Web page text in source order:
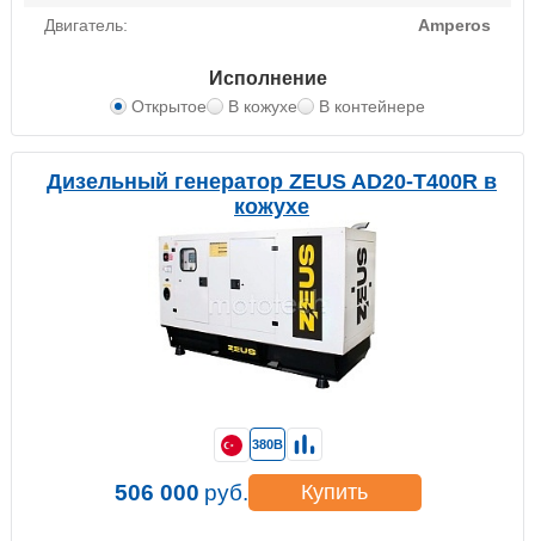
Двигатель:
Amperos
Исполнение
Открытое В кожухе В контейнере
Дизельный генератор ZEUS AD20-T400R в
кожухе
380В
506 000 руб. Купить